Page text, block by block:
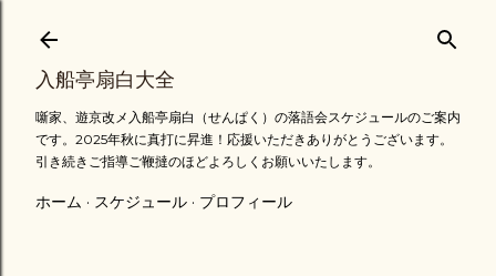
スキップしてメイン コンテンツに移動
入船亭扇白大全
噺家、遊京改メ入船亭扇白（せんぱく）の落語会スケジュールのご案内
です。2025年秋に真打に昇進！応援いただきありがとうございます。
引き続きご指導ご鞭撻のほどよろしくお願いいたします。
ホーム スケジュール プロフィール